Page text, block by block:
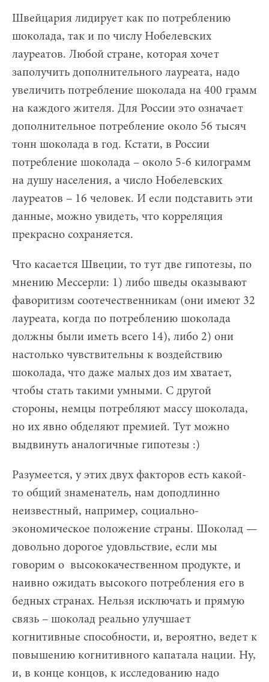
Швейцария лидирует как по потреблению
шоколада, так и по числу Нобелевских
лауреатов. Любой стране, которая хочет
заполучить дополнительного лауреата, надо
увеличить потребление шоколада на 400 грамм
на каждого жителя. Для России это означает
дополнительное потребление около 56 тысяч
тонн шоколада в год. Кстати, в России
потребление шоколада – около 5-6 килограмм
на душу населения, а число Нобелевских
лауреатов – 16 человек. И если подставить эти
данные, можно увидеть, что корреляция
прекрасно сохраняется.
Что касается Швеции, то тут две гипотезы, по
мнению Мессерли: 1) либо шведы оказывают
фаворитизм соотечественникам (они имеют 32
лауреата, когда по потреблению шоколада
должны были иметь всего 14), либо 2) они
настолько чувствительны к воздействию
шоколада, что даже малых доз им хватает,
чтобы стать такими умными. С другой
стороны, немцы потребляют массу шоколада,
но их явно обделяют премией. Тут можно
выдвинуть аналогичные гипотезы :)
Разумеется, у этих двух факторов есть какой-
то общий знаменатель, нам доподлинно
неизвестный, например, социально-
экономическое положение страны. Шоколад —
довольно дорогое удовльствие, если мы
говорим о высококачественном продукте, и
наивно ожидать высокого потребления его в
бедных странах. Нельзя исключать и прямую
связь – шоколад реально улучшает
когнитивные способности, и, вероятно, ведет к
повышению когнитивного капатала нации. Ну,
и, в конце концов, к исследованию надо